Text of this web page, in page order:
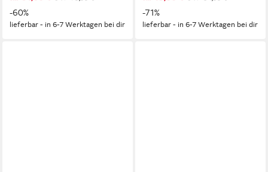
-60%
lieferbar - in 6-7 Werktagen bei dir
-71%
lieferbar - in 6-7 Werktagen bei dir